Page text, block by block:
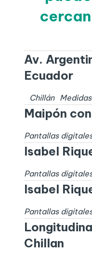
Av.
Ecuador
Chillán Medidas
Maipón
Pantallas
Isabel
Pantallas
Isabel
Pantallas
Chillan